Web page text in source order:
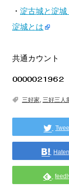
・ 淀古城と淀
淀城とは
共通カウント
三好家 三好三人